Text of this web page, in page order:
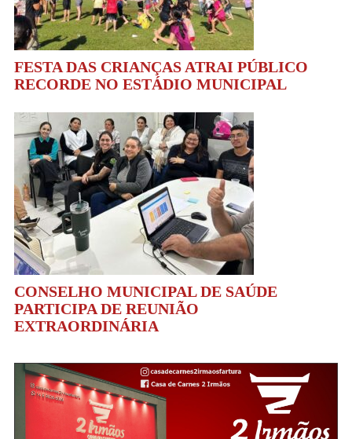
FESTA DAS CRIANÇAS ATRAI PÚBLICO
RECORDE NO ESTÁDIO MUNICIPAL
CONSELHO MUNICIPAL DE SAÚDE
PARTICIPA DE REUNIÃO
EXTRAORDINÁRIA